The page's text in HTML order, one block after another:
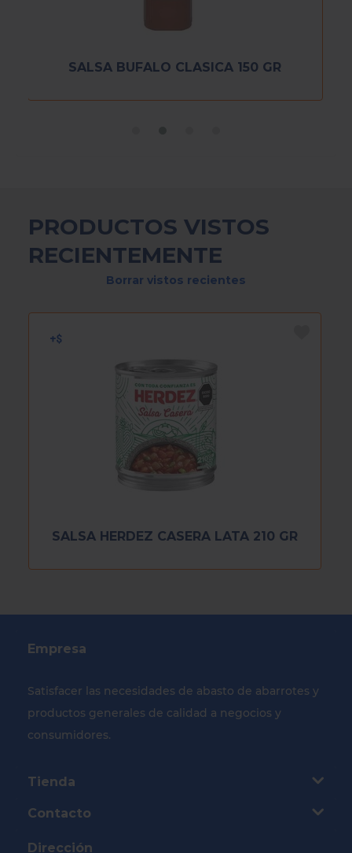
SALSA BUFALO CLASICA 150 GR
PRODUCTOS VISTOS
RECIENTEMENTE
Borrar vistos recientes
SALSA HERDEZ CASERA LATA 210 GR
Empresa
Satisfacer las necesidades de abasto de abarrotes y
productos generales de calidad a negocios y
consumidores.
Tienda
Contacto
Dirección